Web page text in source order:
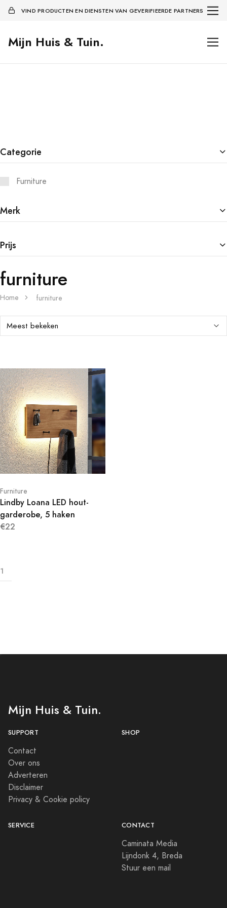
VIND PRODUCTEN EN DIENSTEN VAN GEVERIFIEERDE PARTNERS
Mijn Huis & Tuin.
Categorie
Furniture
Merk
Prijs
furniture
Home furniture
Furniture
Lindby Loana LED hout-
garderobe, 5 haken
€22
1
Mijn Huis & Tuin.
SUPPORT
Contact
Over ons
Adverteren
Disclaimer
Privacy & Cookie policy
SHOP
SERVICE CONTACT
Caminata Media
Lijndonk 4, Breda
Stuur een mail